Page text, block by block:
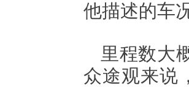
他描述的车
里程数大
众途观来说